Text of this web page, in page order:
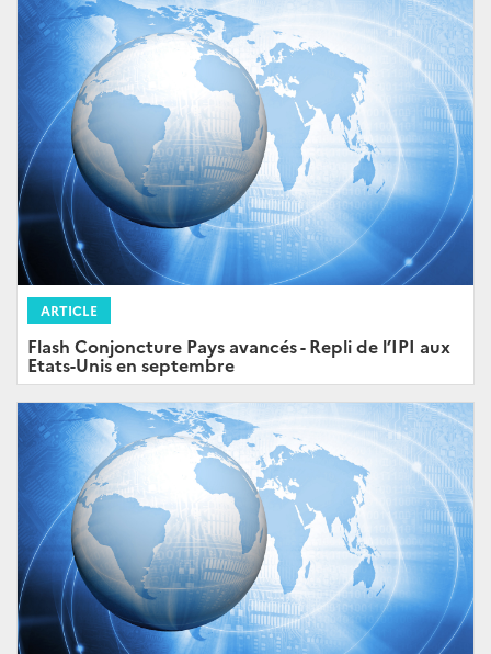
ARTICLE
Flash Conjoncture Pays avancés - Repli de l’IPI aux
Etats-Unis en septembre